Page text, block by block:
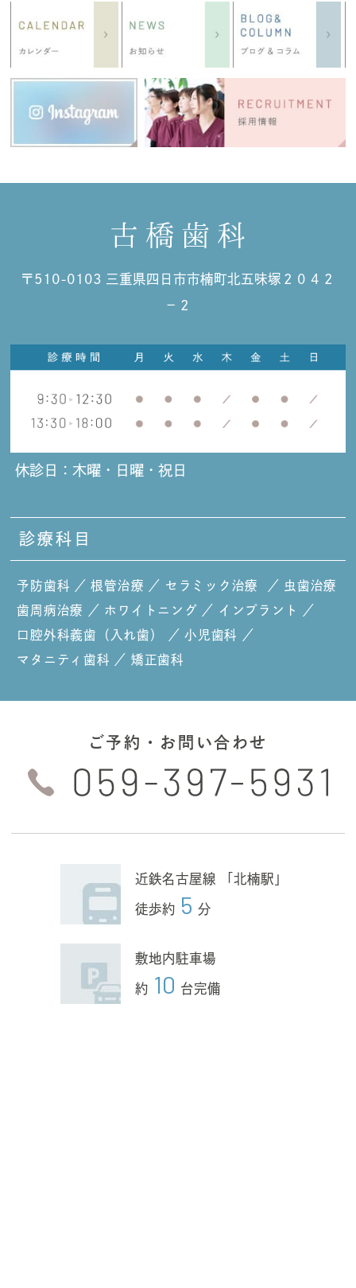
〒510-0103 三重県四日市市楠町北五味塚２０４２
−２
休診日：木曜・日曜・祝日
診療科目
予防歯科 ／ 根管治療 ／ セラミック治療 ／
虫歯治療
歯周病治療
／ ホワイトニング ／ インプラント
／
口腔外科義歯（入れ歯） ／ 小児歯科
／
マタニティ歯科
／ 矯正歯科
ご予約・お問い合わせ
近鉄名古屋線 「北楠駅」
徒歩約 5 分
敷地内駐車場
約 10 台完備